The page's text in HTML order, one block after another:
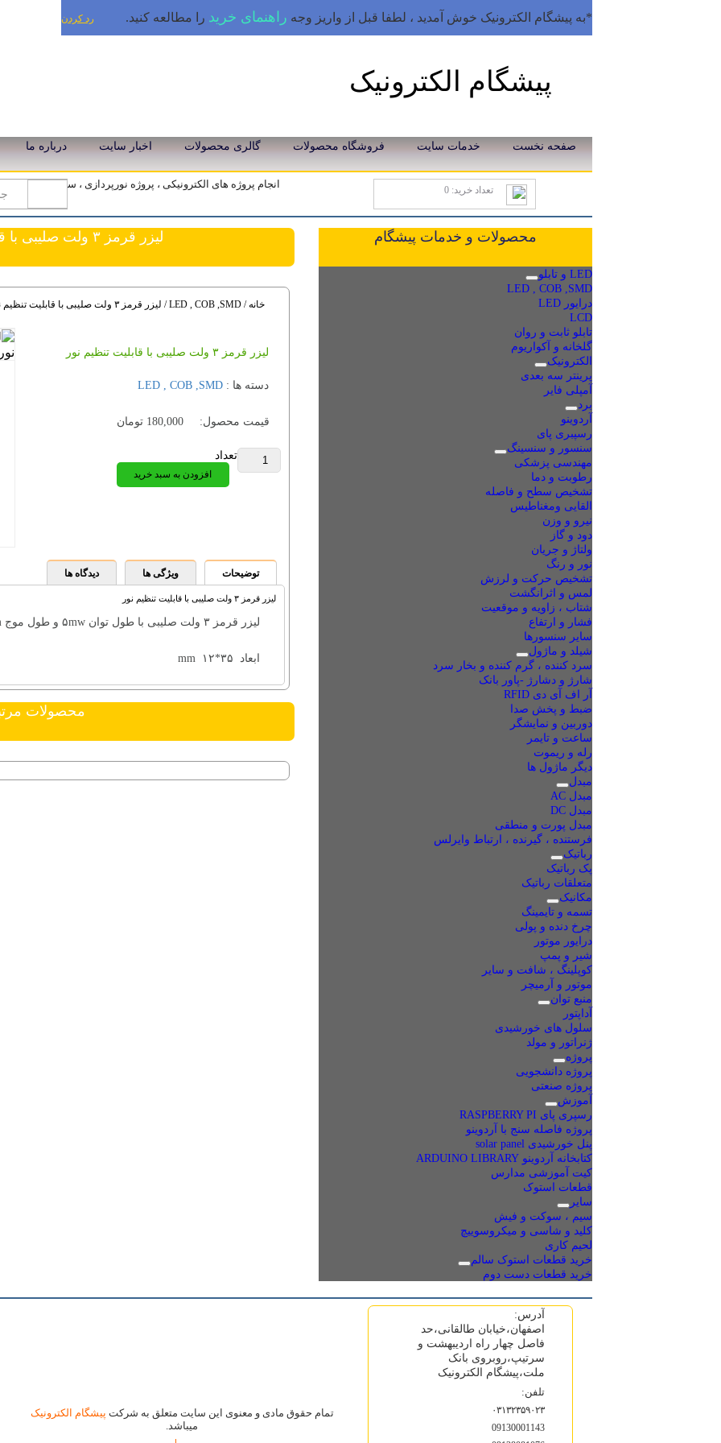
پیشگام الکترونیک
انجام پروژه های الکترونیکی ، پروژه نورپردازی ، سیستم تولید
صفحه نخست خدمات سایت فروشگاه محصولات گالری محصولات اخبار سایت درباره ما
تعداد خرید: 0
لیزر قرمز ۳ ولت صلیبی با قابلیت تنظیم نور
خانه/
LED , COB ,SMD/ لیزر قرمز ۳ ولت صلیبی با قابلیت تنظیم نور
لیزر قرمز ۳ ولت صلیبی با قابلیت تنظیم نور
دسته ها : LED , COB ,SMD
قیمت محصول: 180,000 تومان
تعداد
افزودن به سبد خرید
توضیحات ویژگی ها دیدگاه ها
لیزر قرمز ۳ ولت صلیبی با قابلیت تنظیم نور
لیزر قرمز ۳ ولت صلیبی با طول توان ۵mw و طول موج ۶۵۰nm قابلیت تنظیم نور
ابعاد ۳۵*۱۲ mm
محصولات
محصولات و خدمات پیشگام
LED و تابلو
LED , COB ,SMD
درایور LED
LCD
تابلو ثابت و روان
گلخانه و آکواریوم
الکترونیک
پرینتر سه بعدی
آمپلی فایر
برد
آردوینو
رسپبری پای
سنسور و سنسینگ
مهندسی پزشکی
رطوبت و دما
تشخیص سطح و فاصله
القایی ومغناطیس
نیرو و وزن
دود و گاز
ولتاژ و جریان
نور و رنگ
تشخیص حرکت و لرزش
لمس و اثرانگشت
شتاب ، زاویه و موقعیت
فشار و ارتفاع
سایر سنسورها
شیلد و ماژول
سرد کننده ، گرم کننده و بخار سرد
شارژ و دشارژ -پاور بانک
آر اف آی دی RFID
ضبط و پخش صدا
دوربین و نمایشگر
ساعت و تایمر
رله و ریموت
دیگر ماژول ها
مبدل
مبدل AC
مبدل DC
مبدل پورت و منطقی
فرستنده ، گیرنده ، ارتباط وایرلس
رباتیک
پک رباتیک
متعلقات رباتیک
مکانیک
تسمه و تایمینگ
چرخ دنده و پولی
درایور موتور
شیر و پمپ
کوپلینگ ، شافت و سایر
موتور و آرمیچر
منبع توان
آداپتور
سلول های خورشیدی
ژنراتور و مولد
پروژه
پروژه دانشجویی
پروژه صنعتی
آموزش
رسپری پای RASPBERRY PI
پروژه فاصله سنج با آردوینو
پنل خورشیدی solar panel
کتابخانه آردوینو ARDUINO LIBRARY
کیت آموزشی مدارس
قطعات استوک
سایر
سیم ، سوکت و فیش
کلید و شاسی و میکروسوییچ
لحیم کاری
خرید قطعات استوک سالم
خرید قطعات دست دوم
تمام حقوق مادی و معنوی این سایت متعلق به شرکت پیشگام الکترونیک
میباشد.
آدرس:
اصفهان،خیابان طالقانی،حد
فاصل چهار راه اردیبهشت و
سرتیپ،روبروی بانک
ملت،پیشگام الکترونیک
تلفن:
۰۳۱۳۲۳۵۹۰۲۳
09130001143
*به پیشگام الکترونیک خوش آمدید ، لطفا قبل از واریز وجه راهنمای خرید را مطالعه کنید. رد کردن